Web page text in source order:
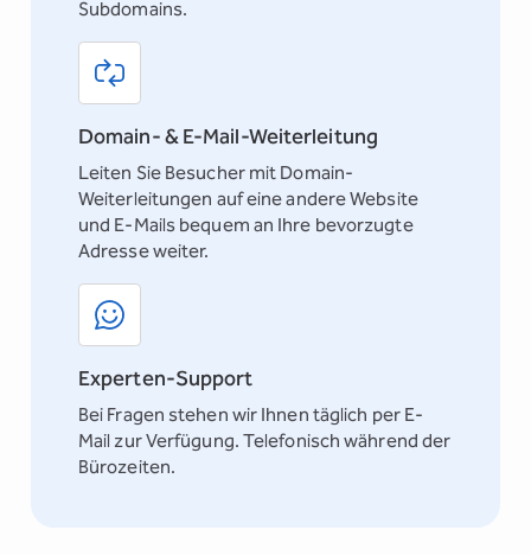
Subdomains.
Domain- & E-Mail-Weiterleitung
Leiten Sie Besucher mit Domain-
Weiterleitungen auf eine andere Website
und E-Mails bequem an Ihre bevorzugte
Adresse weiter.
Experten-Support
Bei Fragen stehen wir Ihnen täglich per E-
Mail zur Verfügung. Telefonisch während der
Bürozeiten.